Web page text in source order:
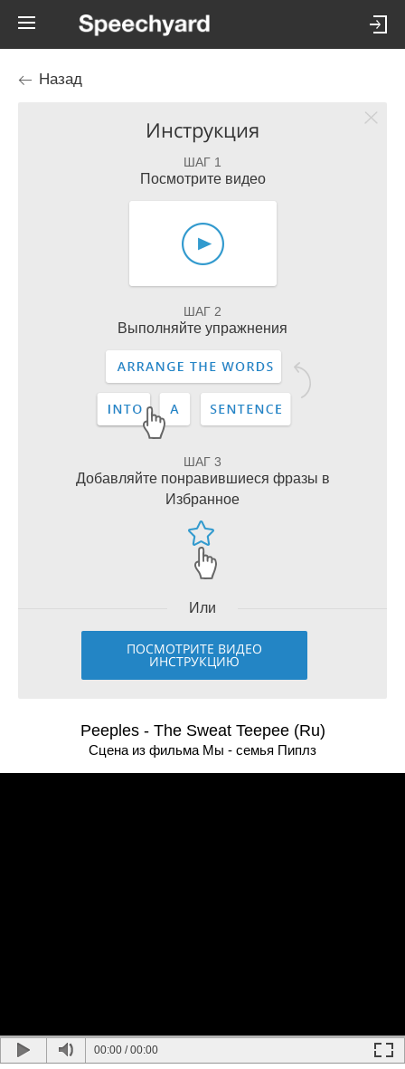
Назад
Инструкция
ШАГ 1
Посмотрите видео
ШАГ 2
Выполняйте упражнения
ШАГ 3
Добавляйте понравившиеся фразы в
Избранное
Или
ПОСМОТРИТЕ ВИДЕО
ИНСТРУКЦИЮ
Peeples - The Sweat Teepee (Ru)
Сцена из фильма Мы - семья Пиплз
00:00 /00:00